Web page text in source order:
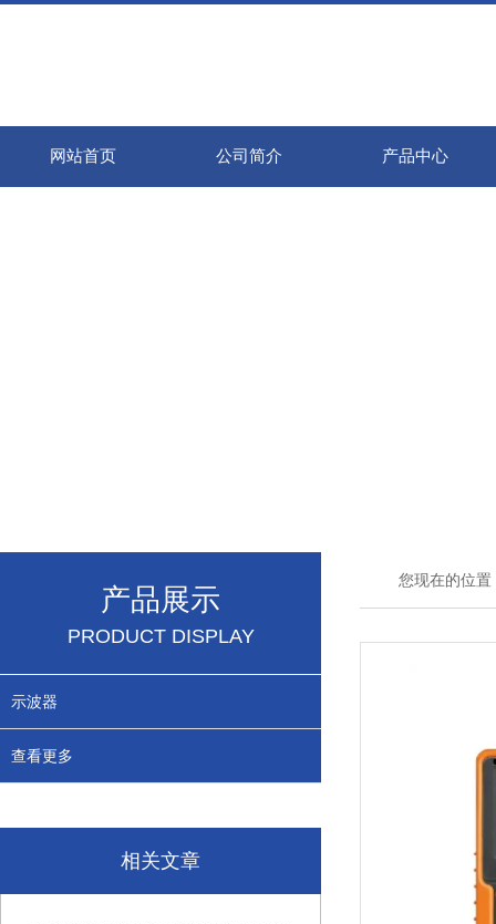
网站首页 公司简介 产品中心
产品展示
PRODUCT DISPLAY
示波器
查看更多
相关文章
您现在的位置